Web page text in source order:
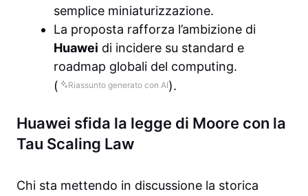
semplice miniaturizzazione.
La proposta rafforza l’ambizione di
Huawei di incidere su standard e
roadmap globali del computing.
(
Riassunto generato con AI).
Huawei sfida la legge di Moore con la
Tau Scaling Law
Chi sta mettendo in discussione la storica